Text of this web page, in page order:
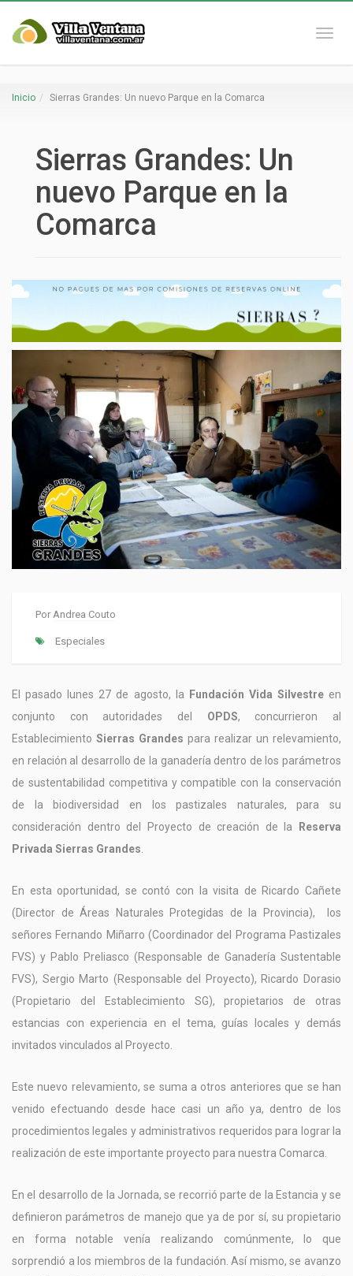
Inicio Sierras Grandes: Un nuevo Parque en la Comarca
Sierras Grandes: Un
nuevo Parque en la
Comarca
Por Andrea Couto
Especiales
El pasado lunes 27 de agosto, la Fundación Vida Silvestreen
conjunto con autoridades del OPDS, concurrieron al
Establecimiento Sierras Grandes para realizar un relevamiento,
en relación al desarrollo de la ganadería dentro de los parámetros
de sustentabilidad competitiva y compatible con la conservación
de la biodiversidad en los pastizales naturales, para su
consideración dentro del Proyecto de creación de la
Reserva
Privada Sierras Grandes.
En esta oportunidad, se contó con la visita de Ricardo Cañete
(Director de Áreas Naturales Protegidas de la Provincia), los
señores Fernando Miñarro (Coordinador del Programa Pastizales
FVS) y Pablo Preliasco (Responsable de Ganadería Sustentable
FVS), Sergio Marto (Responsable del Proyecto), Ricardo Dorasio
(Propietario del Establecimiento SG), propietarios de otras
estancias con experiencia en el tema, guías locales y demás
invitados vinculados al Proyecto.
Este nuevo relevamiento, se suma a otros anteriores que se han
venido efectuando desde hace casi un año ya, dentro de los
procedimientos legales y administrativos requeridos para lograr la
realización de este importante proyecto para nuestra Comarca.
En el desarrollo de la Jornada, se recorrió parte de la Estancia y se
definieron parámetros de manejo que ya de por sí, su propietario
en forma notable venía realizando comúnmente, lo que
sorprendió a los miembros de la fundación. Así mismo, se avanzo